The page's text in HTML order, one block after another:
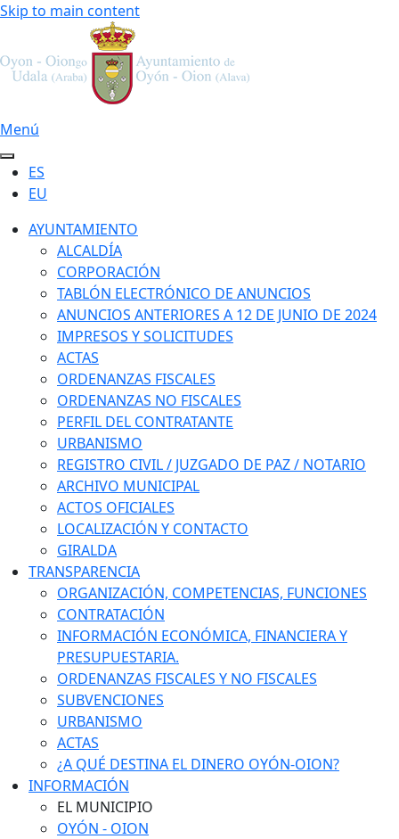
Skip to main content
Menú
ES
EU
AYUNTAMIENTO
ALCALDÍA
CORPORACIÓN
TABLÓN ELECTRÓNICO DE ANUNCIOS
ANUNCIOS ANTERIORES A 12 DE JUNIO DE 2024
IMPRESOS Y SOLICITUDES
ACTAS
ORDENANZAS FISCALES
ORDENANZAS NO FISCALES
PERFIL DEL CONTRATANTE
URBANISMO
REGISTRO CIVIL / JUZGADO DE PAZ / NOTARIO
ARCHIVO MUNICIPAL
ACTOS OFICIALES
LOCALIZACIÓN Y CONTACTO
GIRALDA
TRANSPARENCIA
ORGANIZACIÓN, COMPETENCIAS, FUNCIONES
CONTRATACIÓN
INFORMACIÓN ECONÓMICA, FINANCIERA Y
PRESUPUESTARIA.
ORDENANZAS FISCALES Y NO FISCALES
SUBVENCIONES
URBANISMO
ACTAS
¿A QUÉ DESTINA EL DINERO OYÓN-OION?
INFORMACIÓN
EL MUNICIPIO
OYÓN - OION